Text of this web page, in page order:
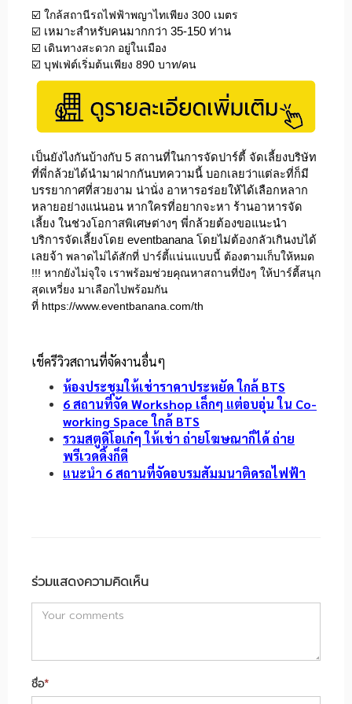
☑️ ใกล้สถานีรถไฟฟ้าพญาไทเพียง 300 เมตร
☑️ เหมาะสำหรับคนมากกว่า 35-150 ท่าน
☑️ เดินทางสะดวก อยู่ในเมือง
☑️ บุฟเฟ่ต์เริ่มต้นเพียง 890 บาท/คน
เป็นยังไงกันบ้างกับ 5 สถานที่ในการจัดปาร์ตี้ จัดเลี้ยงบริษัท
ที่พี่กล้วยได้นำมาฝากกันบทความนี้ บอกเลยว่าแต่ละที่ก็มี
บรรยากาศที่สวยงาม น่านั่ง อาหารอร่อยให้ได้เลือกหลาก
หลายอย่างแน่นอน หากใครที่อยากจะหา ร้านอาหารจัด
เลี้ยง ในช่วงโอกาสพิเศษต่างๆ พี่กล้วยต้องขอแนะนำ
บริการจัดเลี้ยงโดย eventbanana โดยไม่ต้องกลัวเกินงบได้
เลยจ้า พลาดไม่ได้สักที่ ปาร์ตี้แน่นแบบนี้ ต้องตามเก็บให้หมด
!!! หากยังไม่จุใจ เราพร้อมช่วยคุณหาสถานที่ปังๆ ให้ปาร์ตี้สนุก
สุดเหวี่ยง มาเลือกไปพร้อมกัน
ที่ https://www.eventbanana.com/th
เช็ครีวิวสถานที่จัดงานอื่นๆ
ห้องประชุมให้เช่าราคาประหยัด ใกล้ BTS
6 สถานที่จัด Workshop เล็กๆ แต่อบอุ่น ใน Co-
working Space ใกล้ BTS
รวมสตูดิโอเก๋ๆ ให้เช่า ถ่ายโฆษณาก็ได้ ถ่าย
พรีเวดดิ้งก็ดี
แนะนำ 6 สถานที่จัดอบรมสัมมนาติดรถไฟฟ้า
ร่วมแสดงความคิดเห็น
ชื่อ*